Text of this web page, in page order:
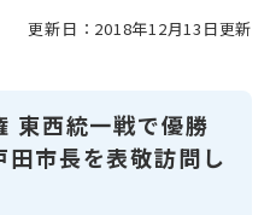
更新日：2018年12月13日更新
東西統一戦で優勝
市長を表敬訪問し